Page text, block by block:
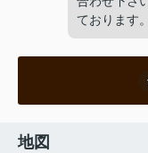
ております。
地図